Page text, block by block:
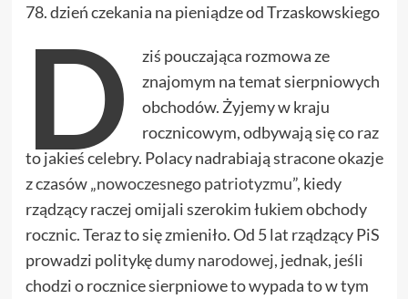
78. dzień czekania na pieniądze od Trzaskowskiego
D
ziś pouczająca rozmowa ze
znajomym na temat sierpniowych
obchodów. Żyjemy w kraju
rocznicowym, odbywają się co raz
to jakieś celebry. Polacy nadrabiają stracone okazje
z czasów „nowoczesnego patriotyzmu”, kiedy
rządzący raczej omijali szerokim łukiem obchody
rocznic. Teraz to się zmieniło. Od 5 lat rządzący PiS
prowadzi politykędumy narodowej, jednak, jeśli
chodzi o rocznice sierpniowe to wypada to w tym